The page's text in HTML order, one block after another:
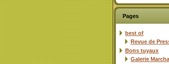
Pages
best of
Revue de
Bons tuyaux
Galerie